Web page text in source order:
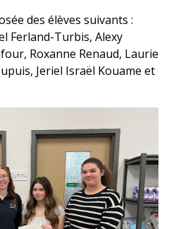
des élèves suivants :
Ferland-Turbis, Alexy
Roxanne Renaud, Laurie
Jeriel Israël Kouame et